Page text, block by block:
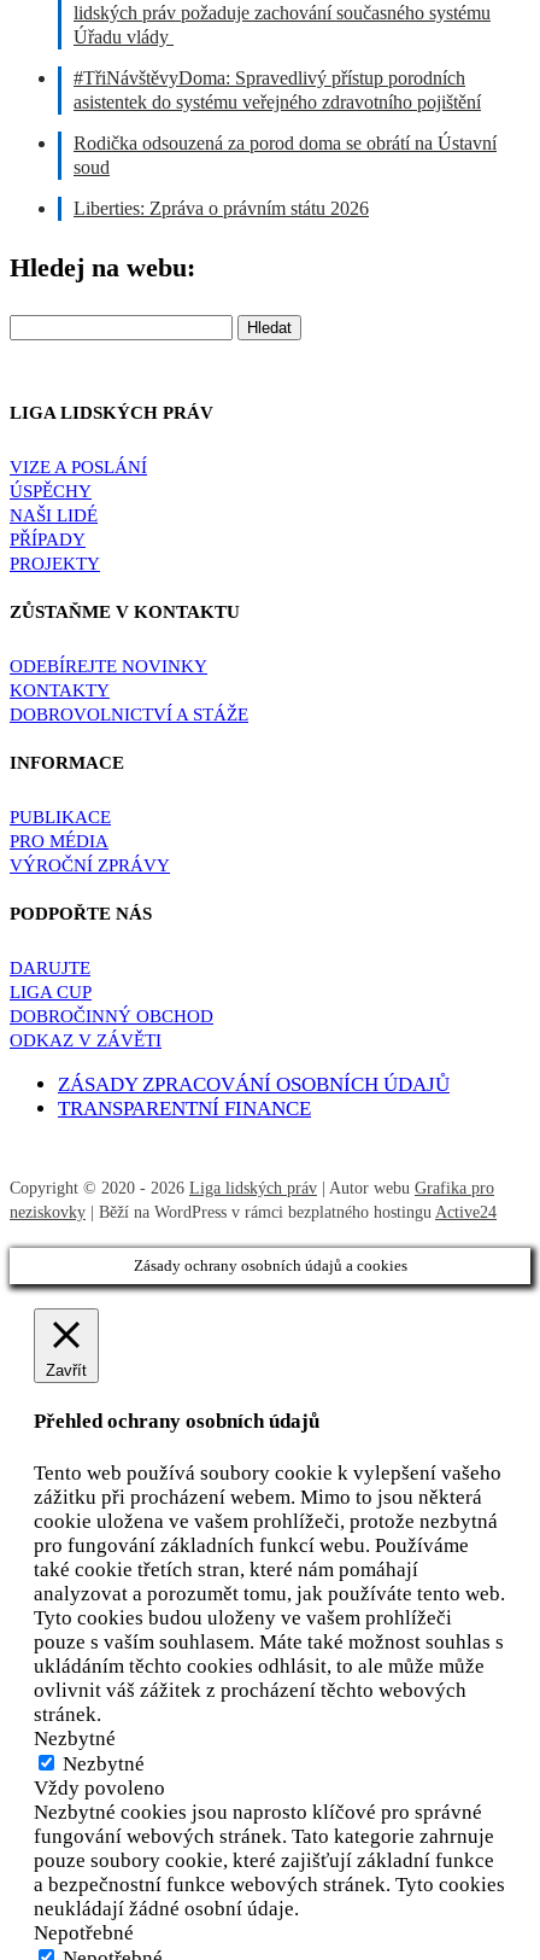
lidských práv požaduje zachování současného systému
Úřadu vlády
#TřiNávštěvyDoma: Spravedlivý přístup porodních
asistentek do systému veřejného zdravotního pojištění
Rodička odsouzená za porod doma se obrátí na Ústavní
soud
Liberties: Zpráva o právním státu 2026
Hledej na webu:
LIGA LIDSKÝCH PRÁV
VIZE A POSLÁNÍ
ÚSPĚCHY
NAŠI LIDÉ
PŘÍPADY
PROJEKTY
ZŮSTAŇME V KONTAKTU
ODEBÍREJTE NOVINKY
KONTAKTY
DOBROVOLNICTVÍ A STÁŽE
INFORMACE
PUBLIKACE
PRO MÉDIA
VÝROČNÍ ZPRÁVY
PODPOŘTE NÁS
DARUJTE
LIGA CUP
DOBROČINNÝ OBCHOD
ODKAZ V ZÁVĚTI
ZÁSADY ZPRACOVÁNÍ OSOBNÍCH ÚDAJŮ
TRANSPARENTNÍ FINANCE
Copyright © 2020 - 2026 Liga lidských práv | Autor webu Grafika pro
neziskovky | Běží na WordPress v rámci bezplatného hostingu Active24
Zásady ochrany osobních údajů a cookies
Zavřít
Přehled ochrany osobních údajů
Tento web používá soubory cookie k vylepšení vašeho
zážitku při procházení webem. Mimo to jsou některá
cookie uložena ve vašem prohlížeči, protože nezbytná
pro fungování základních funkcí webu. Používáme
také cookie třetích stran, které nám pomáhají
analyzovat a porozumět tomu, jak používáte tento web.
Tyto cookies budou uloženy ve vašem prohlížeči
pouze s vaším souhlasem. Máte také možnost souhlas s
ukládáním těchto cookies odhlásit, to ale může může
ovlivnit váš zážitek z procházení těchto webových
stránek.
Nezbytné
Nezbytné
Vždy povoleno
Nezbytné cookies jsou naprosto klíčové pro správné
fungování webových stránek. Tato kategorie zahrnuje
pouze soubory cookie, které zajišťují základní funkce
a bezpečnostní funkce webových stránek. Tyto cookies
neukládají žádné osobní údaje.
Nepotřebné